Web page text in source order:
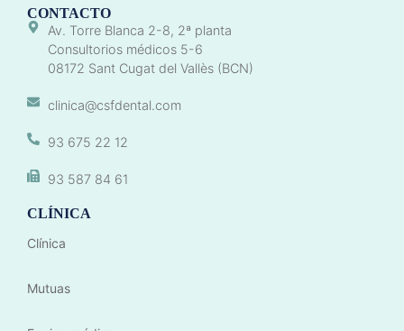
CONTACTO
Av. Torre Blanca 2-8, 2ª planta
Consultorios médicos 5-6
08172 Sant Cugat del Vallès (BCN)
clinica@csfdental.com
93 675 22 12
93 587 84 61
CLÍNICA
Clínica
Mutuas